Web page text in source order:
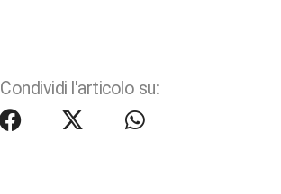
Condividi l'articolo su: